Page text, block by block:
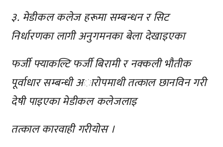
३. मेडीकल कलेज हरूमा सम्बन्धन र सिट
निर्धारणका लागी अनुगमनका बेला देखाइएका
फर्जी फ्याकल्टि फर्जी बिरामी र नक्कली भाैतीक
पूर्वाधार सम्बन्धी अाराेपमाथी तत्काल छानविन गरी
देषी पाइएका मेडीकल कलेजलाइ
तत्काल कारवाही गरीयाेस ।